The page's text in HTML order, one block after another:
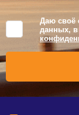
Даю своё
данных, в